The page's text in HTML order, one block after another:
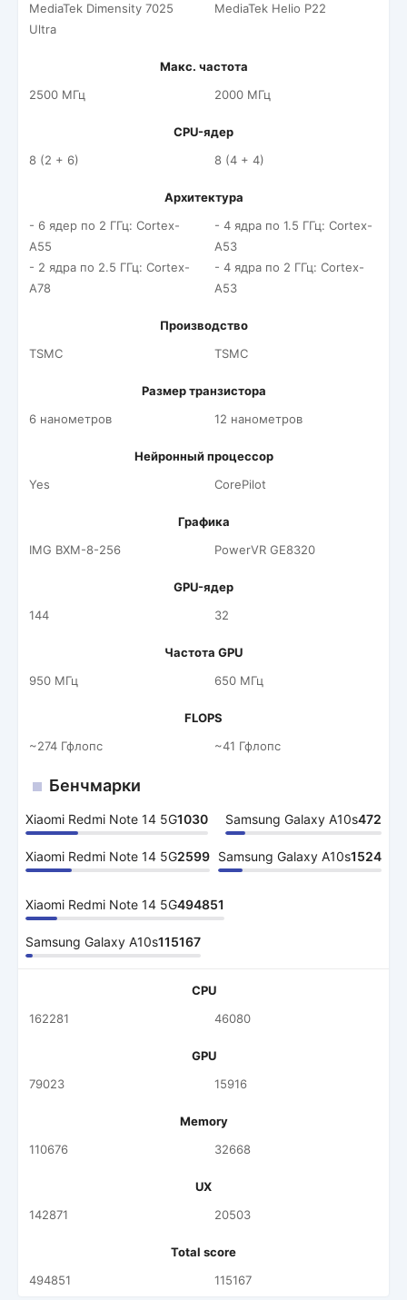
MediaTek Dimensity 7025
Ultra
MediaTek Helio P22
Макс. частота
2500 МГц
2000 МГц
CPU-ядер
8 (2 + 6)
8 (4 + 4)
Архитектура
- 6 ядер по 2 ГГц: Cortex-
A55
- 2 ядра по 2.5 ГГц: Cortex-
A78
- 4 ядра по 1.5 ГГц: Cortex-
A53
- 4 ядра по 2 ГГц: Cortex-
A53
Производство
TSMC
TSMC
Размер транзистора
6 нанометров
12 нанометров
Нейронный процессор
Yes
CorePilot
Графика
IMG BXM-8-256
PowerVR GE8320
GPU-ядер
144
32
Частота GPU
950 МГц
650 МГц
FLOPS
~274 Гфлопс
~41 Гфлопс
Бенчмарки
Xiaomi Redmi Note 14 5G1030 Samsung Galaxy A10s472
Xiaomi Redmi Note 14 5G2599 Samsung Galaxy A10s1524
Xiaomi Redmi Note 14 5G494851
Samsung Galaxy A10s115167
CPU
162281
46080
GPU
79023
15916
Memory
110676
32668
UX
142871
20503
Total score
494851
115167